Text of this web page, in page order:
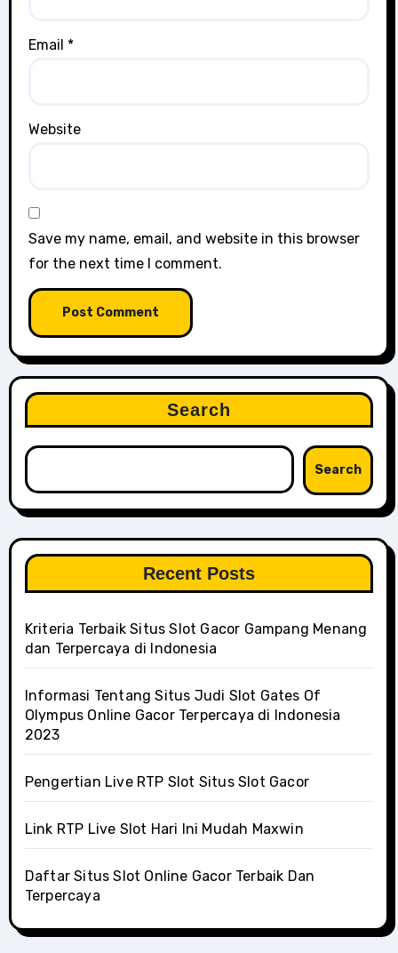
Email *
Website
Save my name, email, and website in this browser
for the next time I comment.
Search
Search
Recent Posts
Kriteria Terbaik Situs Slot Gacor Gampang Menang
dan Terpercaya di Indonesia
Informasi Tentang Situs Judi Slot Gates Of
Olympus Online Gacor Terpercaya di Indonesia
2023
Pengertian Live RTP Slot Situs Slot Gacor
Link RTP Live Slot Hari Ini Mudah Maxwin
Daftar Situs Slot Online Gacor Terbaik Dan
Terpercaya